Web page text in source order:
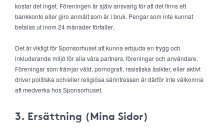
kostar det inget. Föreningen är själv ansvarig för att det finns ett
bankkonto eller giro anmält som är i bruk. Pengar som inte kunnat
betalas ut inom 24 månader förfaller.
Det är viktigt för Sponsorhuset att kunna erbjuda en trygg och
inkluderande miljö för alla våra partners, föreningar och användare.
Föreningar som främjar våld, pornografi, rasistiska åsikter, eller aktivt
driver politiska och/eller religiösa särintressen är därför inte välkomna
att medverka hos Sponsorhuset.
3. Ersättning (Mina Sidor)